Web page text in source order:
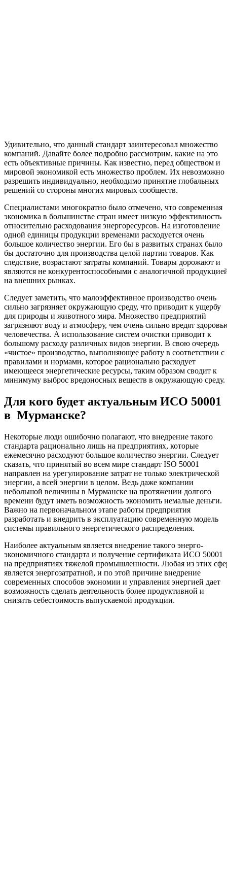
Удивительно, что данный стандарт заинтересовал множество
компаний. Давайте более подробно рассмотрим, какие на это
есть объективные причины. Как известно, перед обществом и
мировой экономикой есть множество проблем. Их невозможно
разрешить индивидуально, необходимо принятие глобальных
решений со стороны многих мировых сообществ.
Специалистами многократно было отмечено, что современная
экономика в большинстве стран имеет низкую эффективность
относительно расходования энергоресурсов. На изготовление
одной единицы продукции временами расходуется очень
большое количество энергии. Его бы в развитых странах было
бы достаточно для производства целой партии товаров. Как
следствие, возрастают затраты компаний. Товары дорожают и
являются не конкурентоспособными с аналогичной
на внешних рынках.
Следует заметить, что малоэффективное производство очень
сильно загрязняет окружающую среду, что приводит к ущербу
для природы и животного мира. Множество предприятий
загрязняют воду и атмосферу, чем очень сильно вредят
человечества. А использование систем очистки приводит к
большому расходу различных видов энергии. В свою очередь
«чистое» производство, выполняющее работу в соответствии с
правилами и нормами, которое рационально расходует
имеющееся энергетические ресурсы, таким образом сводит к
минимуму выброс вредоносных веществ в окружающую среду.
Для кого будет актуальным ИСО 50001
в Мурманске?
Некоторые люди ошибочно полагают, что внедрение такого
стандарта рационально лишь на предприятиях, которые
ежемесячно расходуют большое количество энергии. Следует
сказать, что принятый во всем мире стандарт ISO 50001
направлен на урегулирование затрат не только электрической
энергии, а всей энергии в целом. Ведь даже компании
небольшой величины в Мурманске на протяжении долгого
времени будут иметь возможность экономить немалые деньги.
Важно на первоначальном этапе работы предприятия
разработать и внедрить в эксплуатацию современную модель
системы правильного энергетического распределения.
Наиболее актуальным является внедрение такого энерго-
экономичного стандарта и получение сертификата ИСО 50001
на предприятиях тяжелой промышленности. Любая из этих
является энергозатратной, и по этой причине внедрение
современных способов экономии и управления энергией дает
возможность сделать деятельность более продуктивной и
снизить себестоимость выпускаемой продукции.